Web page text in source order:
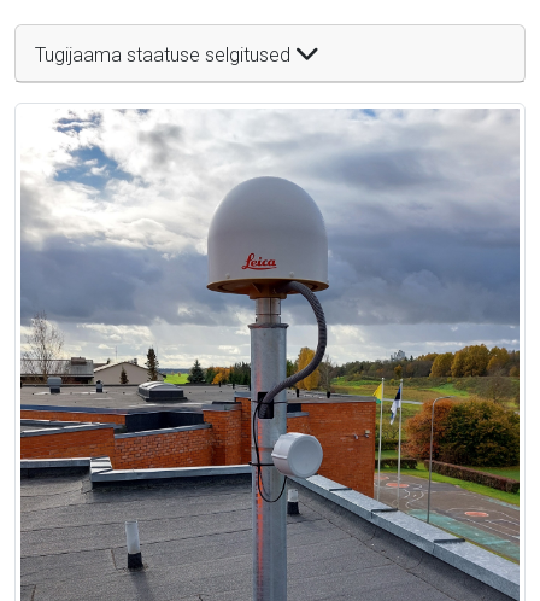
Tugijaama staatuse selgitused